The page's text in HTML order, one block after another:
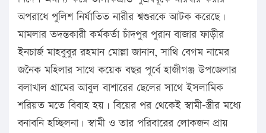
অপরাধে পুলিশ নির্যাতিত নারীর শ্বশুরকে আটক করেছে।
মামলার তদন্তকারী কর্মকর্তা চাঁদপুর পুরান বাজার ফাড়ীর
ইনচার্জ মাহবুবুর রহমান মোল্লা জানান, সাথি বেগম নামের
জনৈক মহিলার সাথে কয়েক বছর পূর্বে হাজীগঞ্জ উপজেলার
বলাখাল গ্রামের আবুল বাশারের ছেলের সাথে ইসলামিক
শরিয়ত মতে বিবাহ হয়। বিয়ের পর থেকেই স্বামী-স্ত্রীর মধ্যে
বনাবনি হচ্ছিলনা। স্বামী ও তার পরিবারের লোকজন প্রায়